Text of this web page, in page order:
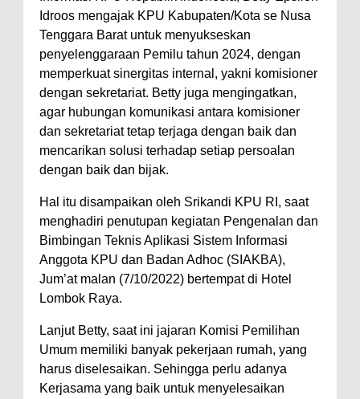
Perairan Sanggar
Perkuat Soliditas-Sinergi,
Kapolres Bima Silaturahmi ke
Kejari dan Kodim 1608
Nobar Piala Dunia Argentina vs
Inggris, Polres Bima Pererat
Silaturahmi dengan Masyarakat
Nobar Bareng Laga Prancis vs
Spanyol di Mapolres Bima
Wali Kota Bima Tinjau Finalisasi
Pembangunan RSUD Kota Bima,
Berjalan Bertahap
"Polisi Peduli" Satsamapta
Polres Bima Bantu Warga Padolo
Idroos mengajak KPU Kabupaten/Kota se Nusa
Tenggara Barat untuk menyukseskan
penyelenggaraan Pemilu tahun 2024, dengan
memperkuat sinergitas internal, yakni komisioner
dengan sekretariat. Betty juga mengingatkan,
agar hubungan komunikasi antara komisioner
dan sekretariat tetap terjaga dengan baik dan
mencarikan solusi terhadap setiap persoalan
dengan baik dan bijak.
Hal itu disampaikan oleh Srikandi KPU RI, saat
menghadiri penutupan kegiatan Pengenalan dan
Bimbingan Teknis Aplikasi Sistem Informasi
Anggota KPU dan Badan Adhoc (SIAKBA),
Jum’at malan (7/10/2022) bertempat di Hotel
Lombok Raya.
Lanjut Betty, saat ini jajaran Komisi Pemilihan
Umum memiliki banyak pekerjaan rumah, yang
harus diselesaikan. Sehingga perlu adanya
Kerjasama yang baik untuk menyelesaikan